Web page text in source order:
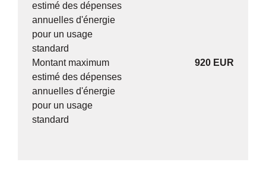
estimé des dépenses
annuelles d'énergie
pour un usage
standard
Montant maximum
estimé des dépenses
annuelles d'énergie
pour un usage
standard
920 EUR